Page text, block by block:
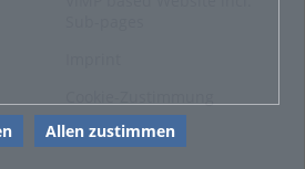
Allen zustimmen